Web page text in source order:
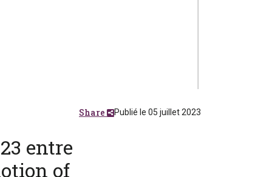
Publié le 05 juillet 2023
Share
entre
of